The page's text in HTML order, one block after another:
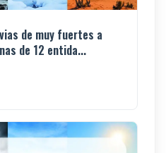
de muy fuertes a
de 12 entida...